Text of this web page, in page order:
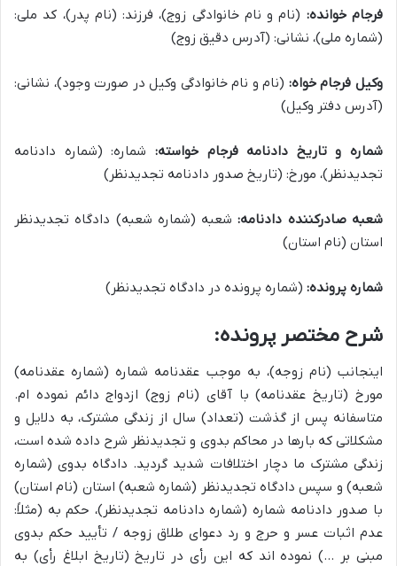
فرجام خوانده: (نام و نام خانوادگی زوج)، فرزند: (نام پدر)، کد ملی:
(شماره ملی)، نشانی: (آدرس دقیق زوج)
وکیل فرجام خواه: (نام و نام خانوادگی وکیل در صورت وجود)، نشانی:
(آدرس دفتر وکیل)
شماره و تاریخ دادنامه فرجام خواسته: شماره: (شماره دادنامه
تجدیدنظر)، مورخ: (تاریخ صدور دادنامه تجدیدنظر)
شعبه صادرکننده دادنامه:شعبه (شماره شعبه) دادگاه تجدیدنظر
استان (نام استان)
شماره پرونده: (شماره پرونده در دادگاه تجدیدنظر)
شرح مختصر پرونده:
اینجانب (نام زوجه)، به موجب عقدنامه شماره (شماره عقدنامه)
مورخ (تاریخ عقدنامه) با آقای (نام زوج) ازدواج دائم نموده ام.
متاسفانه پس از گذشت (تعداد) سال از زندگی مشترک، به دلایل و
مشکلاتی که بارها در محاکم بدوی و تجدیدنظر شرح داده شده است،
زندگی مشترک ما دچار اختلافات شدید گردید. دادگاه بدوی (شماره
شعبه) و سپس دادگاه تجدیدنظر (شماره شعبه) استان (نام استان)
با صدور دادنامه شماره (شماره دادنامه تجدیدنظر)، حکم به (مثلاً:
عدم اثبات عسر و حرج و رد دعوای طلاق زوجه / تأیید حکم بدوی
مبنی بر …) نموده اند که این رأی در تاریخ (تاریخ ابلاغ رأی) به